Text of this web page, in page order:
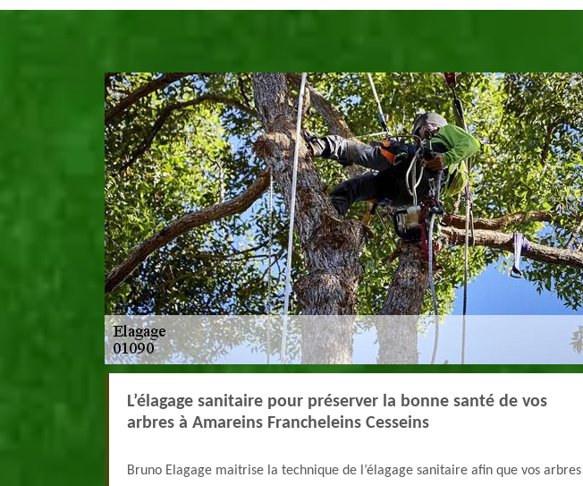
L’élagage sanitaire pour préserver la bonne santé de vos
arbres à Amareins Francheleins Cesseins
Bruno Elagage maitrise la technique de l’élagage sanitaire afin que vos arbres